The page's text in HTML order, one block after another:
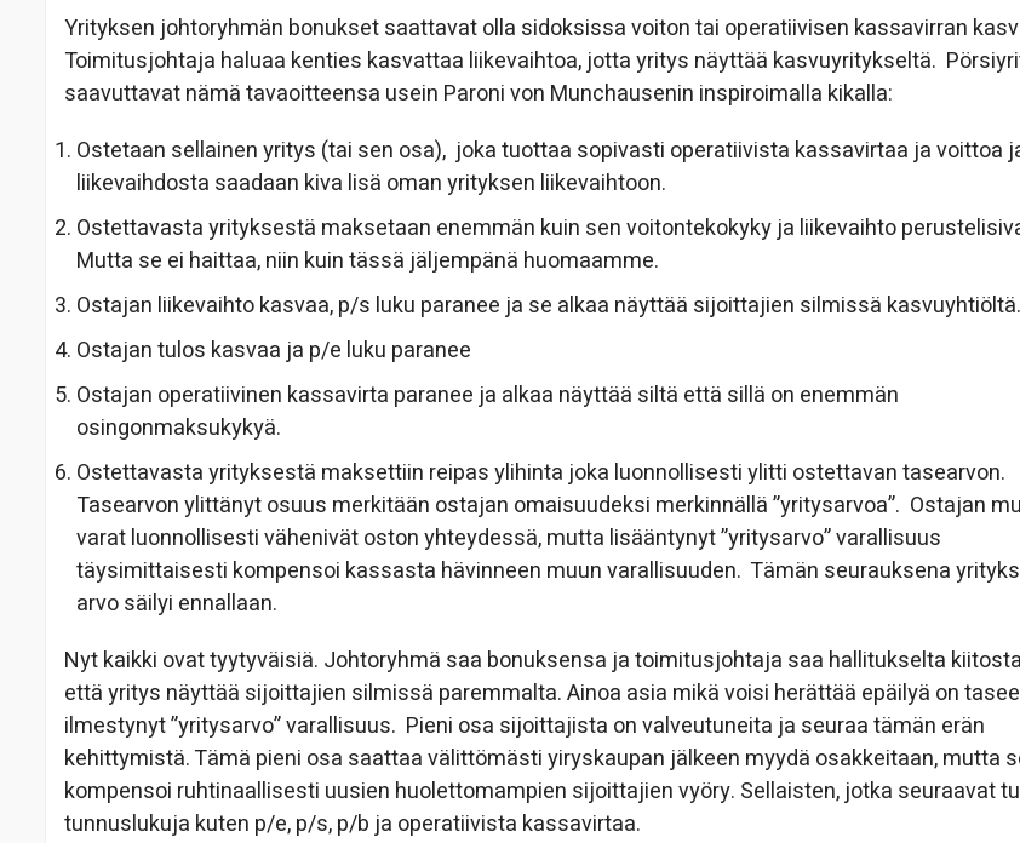
Yrityksen johtoryhmän bonukset saattavat olla sidoksissa voiton tai operatiivisen kassavirran
Toimitusjohtaja haluaa kenties kasvattaa liikevaihtoa, jotta yritys näyttää kasvuyritykseltä.
saavuttavat nämä tavaoitteensa usein Paroni von Munchausenin inspiroimalla kikalla:
Ostetaan sellainen yritys (tai sen osa), joka tuottaa sopivasti operatiivista kassavirtaa ja voittoa
liikevaihdosta saadaan kiva lisä oman yrityksen liikevaihtoon.
Ostettavasta yrityksestä maksetaan enemmän kuin sen voitontekokyky ja liikevaihto
Mutta se ei haittaa, niin kuin tässä jäljempänä huomaamme.
Ostajan liikevaihto kasvaa, p/s luku paranee ja se alkaa näyttää sijoittajien silmissä kasvuyhtiöltä.
Ostajan tulos kasvaa ja p/e luku paranee
Ostajan operatiivinen kassavirta paranee ja alkaa näyttää siltä että sillä on enemmän
osingonmaksukykyä.
Ostettavasta yrityksestä maksettiin reipas ylihinta joka luonnollisesti ylitti ostettavan tasearvon.
Tasearvon ylittänyt osuus merkitään ostajan omaisuudeksi merkinnällä ”yritysarvoa”. Ostajan
varat luonnollisesti vähenivät oston yhteydessä, mutta lisääntynyt ”yritysarvo” varallisuus
täysimittaisesti kompensoi kassasta hävinneen muun varallisuuden. Tämän seurauksena
arvo säilyi ennallaan.
Nyt kaikki ovat tyytyväisiä. Johtoryhmä saa bonuksensa ja toimitusjohtaja saa hallitukselta
että yritys näyttää sijoittajien silmissä paremmalta. Ainoa asia mikä voisi herättää epäilyä on
ilmestynyt ”yritysarvo” varallisuus. Pieni osa sijoittajista on valveutuneita ja seuraa tämän erän
kehittymistä. Tämä pieni osa saattaa välittömästi yiryskaupan jälkeen myydä osakkeitaan, mutta
kompensoi ruhtinaallisesti uusien huolettomampien sijoittajien vyöry. Sellaisten, jotka seuraavat
tunnuslukuja kuten p/e, p/s, p/b ja operatiivista kassavirtaa.